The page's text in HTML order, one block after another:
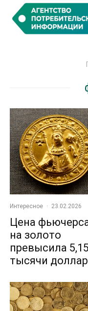
Интересное · 23.02.2026
Цена
на золото
превысила 5,15
тысячи